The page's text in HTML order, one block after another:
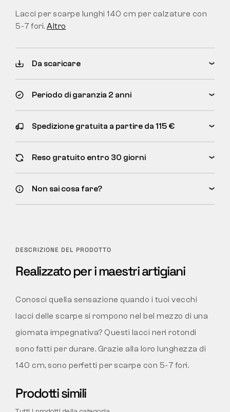
Lacci per scarpe lunghi 140 cm per calzature con
5-7 fori. Altro
Da scaricare
Periodo di garanzia 2 anni
Spedizione gratuita a partire da 115 €
Reso gratuito entro 30 giorni
Non sai cosa fare?
DESCRIZIONE DEL PRODOTTO
Realizzato per i maestri artigiani
Conosci quella sensazione quando i tuoi vecchi
lacci delle scarpe si rompono nel bel mezzo di una
giornata impegnativa? Questi lacci neri rotondi
sono fatti per durare. Grazie alla loro lunghezza di
140 cm, sono perfetti per scarpe con 5-7 fori.
Prodotti simili